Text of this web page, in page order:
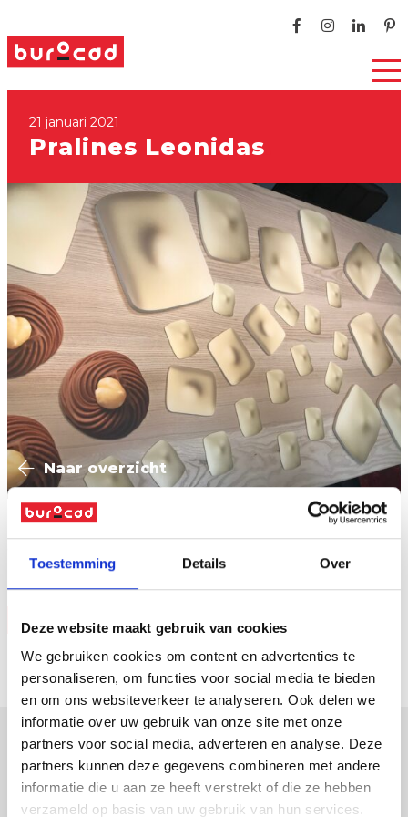
Toestemming Details Over
Deze website maakt gebruik van cookies
We gebruiken cookies om content en advertenties te
personaliseren, om functies voor social media te bieden
en om ons websiteverkeer te analyseren. Ook delen we
informatie over uw gebruik van onze site met onze
partners voor social media, adverteren en analyse. Deze
partners kunnen deze gegevens combineren met andere
informatie die u aan ze heeft verstrekt of die ze hebben
verzameld op basis van uw gebruik van hun services.
21 januari 2021
Pralines Leonidas
Naar overzicht
Vraag offerte
verpakkingen
displays